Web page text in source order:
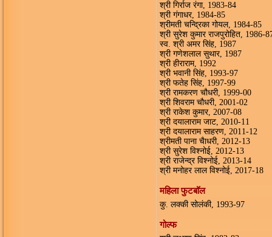
श्री गिर्राज रंगा, 1983-84
श्री गंगाधर, 1984-85
श्रीमती चन्द्रिका गोयल, 1984-85
श्री सुरेश कुमार राजपुरोहित, 1986-
स्व. श्री अमर सिंह, 1987
श्री गणेशलाल सुथार, 1987
श्री हीराराम, 1992
श्री भवानी सिंह, 1993-97
श्री फतेह सिंह, 1997-99
श्री रामकरण चौधरी, 1999-00
श्री शिवराम चौधरी, 2001-02
श्री राकेश कुमार, 2007-08
श्री दयालाराम जाट, 2010-11
श्री दयालाराम साहरण, 2011-12
श्रीमती पाना चैाधरी, 2012-13
श्री सुरेश विश्नोई, 2012-13
श्री राजेन्द्र विश्नोई, 2013-14
श्री मनोहर लाल विश्नोई, 2017-18
महिला फुटबॉल
कु. लक्की सोलंकी, 1993-97
गोल्फ